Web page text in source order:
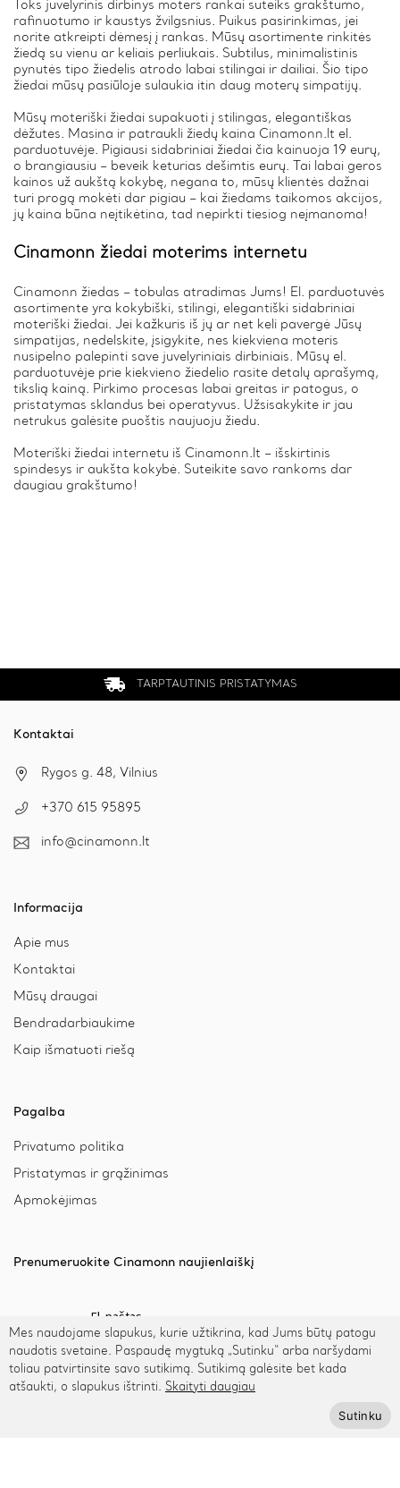
Toks juvelyrinis dirbinys moters rankai suteiks grakštumo,
rafinuotumo ir kaustys žvilgsnius. Puikus pasirinkimas, jei
norite atkreipti dėmesį į rankas. Mūsų asortimente rinkitės
žiedą su vienu ar keliais perliukais. Subtilus, minimalistinis
pynutės tipo žiedelis atrodo labai stilingai ir dailiai. Šio tipo
žiedai mūsų pasiūloje sulaukia itin daug moterų simpatijų.
Mūsų moteriški žiedai supakuoti į stilingas, elegantiškas
dėžutes. Masina ir patraukli žiedų kaina Cinamonn.lt el.
parduotuvėje. Pigiausi sidabriniai žiedai čia kainuoja 19 eurų,
o brangiausiu – beveik keturias dešimtis eurų. Tai labai geros
kainos už aukštą kokybę, negana to, mūsų klientės dažnai
turi progą mokėti dar pigiau – kai žiedams taikomos akcijos,
jų kaina būna neįtikėtina, tad nepirkti tiesiog neįmanoma!
Cinamonn žiedai moterims internetu
Cinamonn žiedas – tobulas atradimas Jums! El. parduotuvės
asortimente yra kokybiški, stilingi, elegantiški sidabriniai
moteriški žiedai. Jei kažkuris iš jų ar net keli pavergė Jūsų
simpatijas, nedelskite, įsigykite, nes kiekviena moteris
nusipelno palepinti save juvelyriniais dirbiniais. Mūsų el.
parduotuvėje prie kiekvieno žiedelio rasite detalų aprašymą,
tikslią kainą. Pirkimo procesas labai greitas ir patogus, o
pristatymas sklandus bei operatyvus. Užsisakykite ir jau
netrukus galėsite puoštis naujuoju žiedu.
Moteriški žiedai internetu iš Cinamonn.lt – išskirtinis
spindesys ir aukšta kokybė. Suteikite savo rankoms dar
daugiau grakštumo!
TARPTAUTINIS PRISTATYMAS
Kontaktai
Rygos g. 48, Vilnius
+370 615 95895
info@cinamonn.lt
Informacija
Apie mus
Kontaktai
Mūsų draugai
Bendradarbiaukime
Kaip išmatuoti riešą
Pagalba
Privatumo politika
Pristatymas ir grąžinimas
Apmokėjimas
Prenumeruokite Cinamonn naujienlaiškį
Prenumeruoti
Mes naudojame slapukus, kurie užtikrina, kad Jums būtų patogu
naudotis svetaine. Paspaudę mygtuką „Sutinku“ arba naršydami
toliau patvirtinsite savo sutikimą. Sutikimą galėsite bet kada
atšaukti, o slapukus ištrinti. Skaityti daugiau
Sutinku